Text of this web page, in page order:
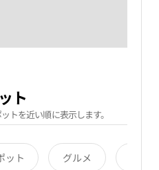
ト
トを近い順に表示します。
ット グルメ